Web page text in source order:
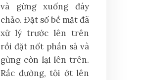
và gừng xuống đáy
chảo. Đặt số bề mặt đã
xử lý trước lên trên
rồi đặt nốt phần sả và
gừng còn lại lên trên.
Rắc đường, tỏi ớt lên